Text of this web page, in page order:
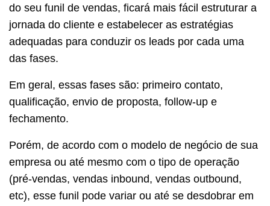
do seu funil de vendas, ficará mais fácil estruturar a
jornada do cliente e estabelecer as estratégias
adequadas para conduzir os leads por cada uma
das fases.
Em geral, essas fases são: primeiro contato,
qualificação, envio de proposta, follow-up e
fechamento.
Porém, de acordo com o modelo de negócio de sua
empresa ou até mesmo com o tipo de operação
(pré-vendas, vendas inbound, vendas outbound,
etc), esse funil pode variar ou até se desdobrar em